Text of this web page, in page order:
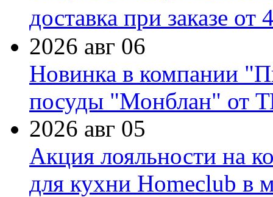
доставка при заказе от
2026 авг 06
Новинка в компании
посуды "Монблан" от
2026 авг 05
Акция лояльности на
для кухни Homeclub в